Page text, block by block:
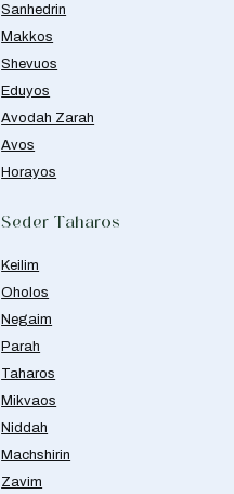
Sanhedrin
Makkos
Shevuos
Eduyos
Avodah Zarah
Avos
Horayos
Seder Taharos
Keilim
Oholos
Negaim
Parah
Taharos
Mikvaos
Niddah
Machshirin
Zavim